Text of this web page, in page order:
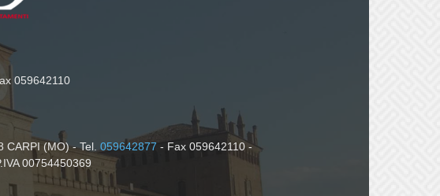
059642110
CARPI (MO) - Tel.059642877 - Fax 059642110 -
00754450369